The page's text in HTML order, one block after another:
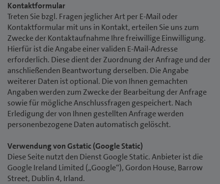
Kontaktformular
Treten Sie bzgl. Fragen jeglicher Art per E-Mail oder
Kontaktformular mit uns in Kontakt, erteilen Sie uns zum
Zwecke der Kontaktaufnahme Ihre freiwillige Einwilligung.
Hierfür ist die Angabe einer validen E-Mail-Adresse
erforderlich. Diese dient der Zuordnung der Anfrage und der
anschließenden Beantwortung derselben. Die Angabe
weiterer Daten ist optional. Die von Ihnen gemachten
Angaben werden zum Zwecke der Bearbeitung der Anfrage
sowie für mögliche Anschlussfragen gespeichert. Nach
Erledigung der von Ihnen gestellten Anfrage werden
personenbezogene Daten automatisch gelöscht.
Verwendung von Gstatic (Google Static)
Diese Seite nutzt den Dienst Google Static. Anbieter ist die
Google Ireland Limited („Google“), Gordon House, Barrow
Street, Dublin 4, Irland.